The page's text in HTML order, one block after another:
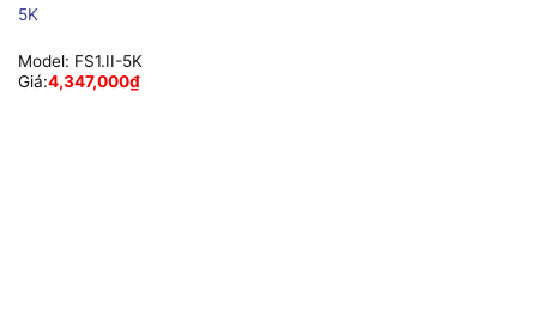
5K
Model: FS1.II-5K
Giá:4,347,000₫